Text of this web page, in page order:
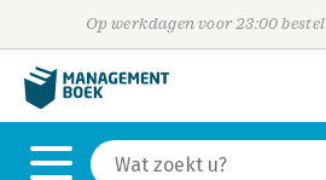
Op werkdagen voor 23:00